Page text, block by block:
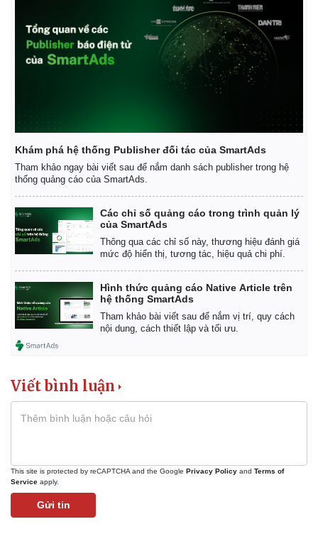
Kinh tế
Bất động sản
Thị trường
Chứng khoán
Giá cà phê
Khám phá hệ thống Publisher đối tác của SmartAds
Tham khảo ngay bài viết sau để nắm danh sách publisher trong hệ
thống quảng cáo của SmartAds.
Các chỉ số quảng cáo trong trình quản lý
của SmartAds
Thông qua các chỉ số này, thương hiệu đánh giá
mức độ hiển thị, tương tác, hiệu quả chi phí.
Hình thức quảng cáo Native Article trên
hệ thống SmartAds
Tham khảo bài viết sau để nắm vị trí, quy cách
nội dung, cách thiết lập và tối ưu.
Viết bình luận
This site is protected by reCAPTCHA and the Google Privacy Policy and Terms of
Service apply.
Gửi tin